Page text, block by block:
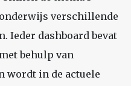
verschillende
Ieder dashboard bevat
behulp van
wordt in de actuele